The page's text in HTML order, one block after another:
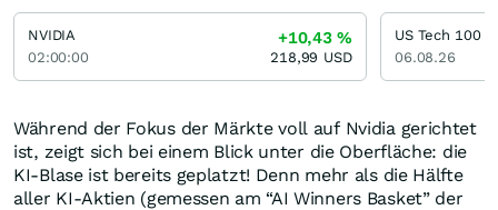
Während der Fokus der Märkte voll auf Nvidia gerichtet
ist, zeigt sich bei einem Blick unter die Oberfläche: die
KI-Blase ist bereits geplatzt! Denn mehr als die Hälfte
aller KI-Aktien (gemessen am “AI Winners Basket” der
NVIDIA
02:00:00
+10,43%
218,99 USD
US Tech 100
06.08.26